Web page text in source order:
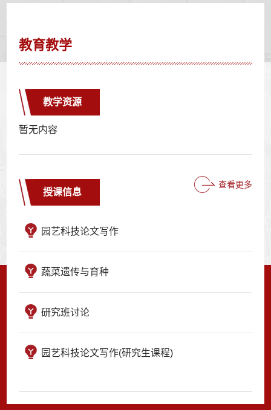
教育教学
教学资源
暂无内容
授课信息
查看更多
园艺科技论文写作
蔬菜遗传与育种
研究班讨论
园艺科技论文写作(研究生课程)